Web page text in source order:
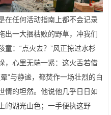
在任何活动指南上都不会记录
出一大捆枯败的野草，冲我们
童：“点火去？”风正掠过水杉
，心里无端一紧：这火舌若借
”与静谧，都焚作一场壮烈的白
情的坦然。他说他几乎日日如
的湖光山色；一手便执这野